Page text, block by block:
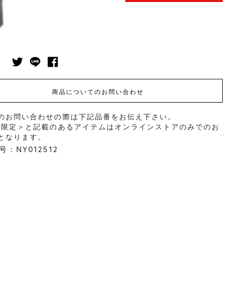
商品についてのお問い合わせ
お問い合わせの際は下記品番をお伝え下さい。
定＞と記載のあるアイテムはオンラインストアのみでのお
なります。
：NY012512